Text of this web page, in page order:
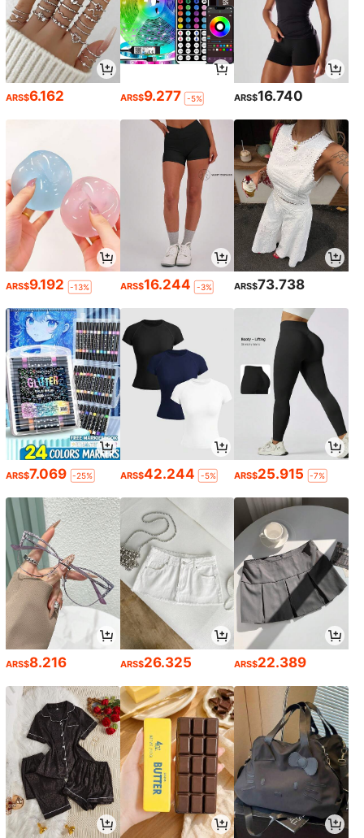
ARS$6.162 ARS$9.277 -5% ARS$16.740
ARS$9.192 -13% ARS$16.244 -3% ARS$73.738
ARS$7.069 -25% ARS$42.244 -5% ARS$25.915 -7%
ARS$8.216 ARS$26.325 ARS$22.389